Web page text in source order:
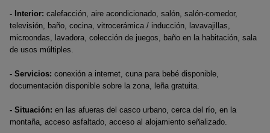
- Interior: calefacción, aire acondicionado, salón, salón-comedor,
televisión, baño, cocina, vitrocerámica / inducción, lavavajillas,
microondas, lavadora, colección de juegos, baño en la habitación, sala
de usos múltiples.
- Servicios: conexión a internet, cuna para bebé disponible,
documentación disponible sobre la zona, leña gratuita.
- Situación: en las afueras del casco urbano, cerca del río, en la
montaña, acceso asfaltado, acceso al alojamiento señalizado.